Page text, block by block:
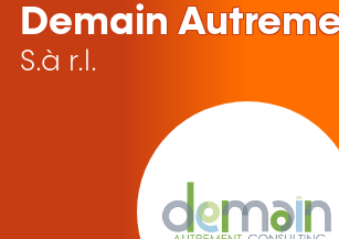
Demain
S.à r.l.